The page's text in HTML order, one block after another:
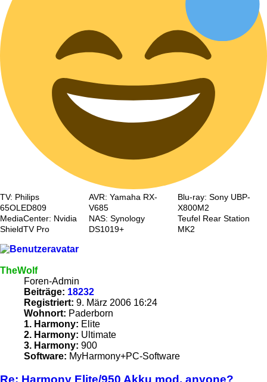
TV: Philips
65OLED809
AVR: Yamaha RX-
V685
Blu-ray: Sony UBP-
X800M2
MediaCenter: Nvidia
ShieldTV Pro
NAS: Synology
DS1019+
Teufel Rear Station
MK2
TheWolf
Foren-Admin
Beiträge: 18232
Registriert: 9. März 2006 16:24
Wohnort: Paderborn
1. Harmony: Elite
2. Harmony: Ultimate
3. Harmony: 900
Software: MyHarmony+PC-Software
Re: Harmony Elite/950 Akku mod, anyone?